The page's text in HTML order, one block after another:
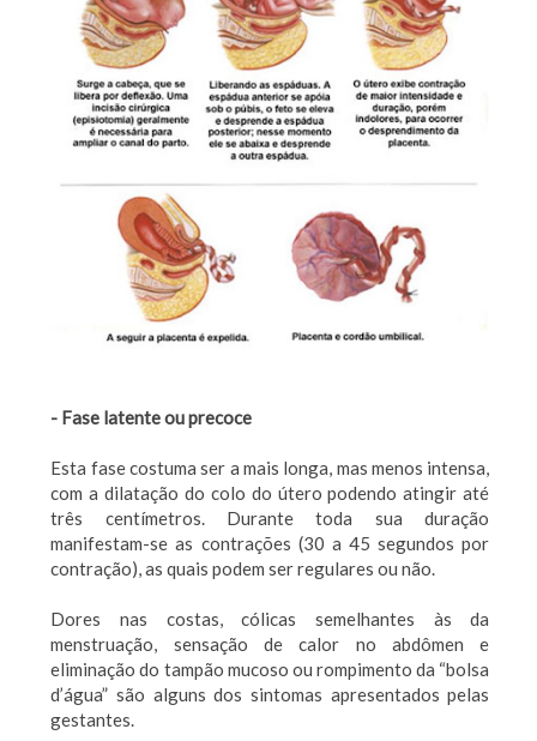
- Fase latente ou precoce
Esta fase costuma ser a mais longa, mas menos intensa,
com a dilatação do colo do útero podendo atingir até
três centímetros. Durante toda sua duração
manifestam-se as contrações (30 a 45 segundos por
contração), as quais podem ser regulares ou não.
Dores nas costas, cólicas semelhantes às da
menstruação, sensação de calor no abdômen e
eliminação do tampão mucoso ou rompimento da “bolsa
d’água” são alguns dos sintomas apresentados pelas
gestantes.